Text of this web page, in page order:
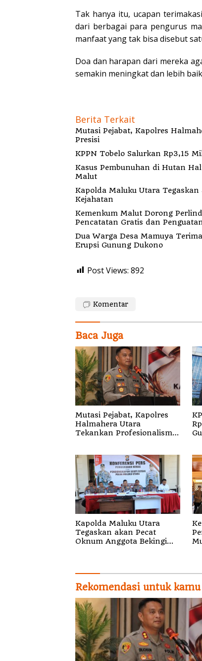
Tak hanya itu, ucapan
dari berbagai para pengurus
manfaat yang tak bisa disebut
Doa dan harapan dari mereka
semakin meningkat dan lebih
Berita Terkait
Mutasi Pejabat, Kapolres
Presisi
KPPN Tobelo Salurkan Rp3,15
Kasus Pembunuhan di Hutan
Malut
Kapolda Maluku Utara Tegaskan akan Pecat Oknum Anggota Bekingi
Kejahatan
Kemenkum Malut Dorong
Pencatatan Gratis dan
Dua Warga Desa Mamuya
Erupsi Gunung Dukono
Post Views: 892
Komentar
Baca Juga
Mutasi Pejabat, Kapolres
Halmahera Utara
Tekankan Profesionalisme
Kapolda Maluku Utara
Tegaskan akan Pecat
Oknum Anggota Bekingi
Rekomendasi untuk kamu